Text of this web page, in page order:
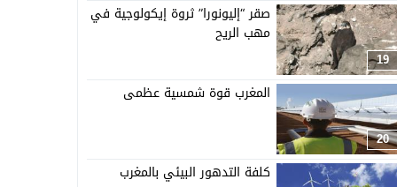
19
صقر “إليونورا” ثروة إيكولوجية في
مهب الريح
20
المغرب قوة شمسية عظمى
كلفة التدهور البيئي بالمغرب